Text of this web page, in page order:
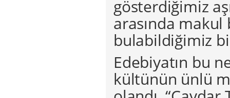
gösterdiğimiz
arasında makul
bulabildiğimiz
Edebiyatın bu
kültünün ünlü